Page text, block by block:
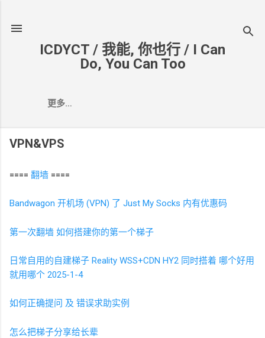
ICDYCT / 我能, 你也行 / I Can
Do, You Can Too
更多…
VPN&VPS
==== 翻墙 ====
Bandwagon 开机场 (VPN) 了 Just My Socks 内有优惠码
第一次翻墙 如何搭建你的第一个梯子
日常自用的自建梯子 Reality WSS+CDN HY2 同时搭着 哪个好用
就用哪个 2025-1-4
如何正确提问 及 错误求助实例
怎么把梯子分享给长辈